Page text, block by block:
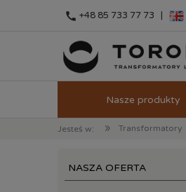
Jesteś w: » Transformatory
call +48 85 733 77 73 |
NASZA OFERTA